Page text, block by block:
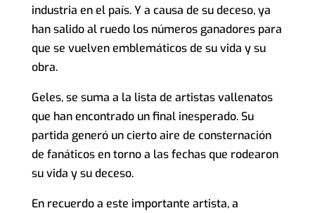
industria en el país. Y a causa de su deceso, ya
han salido al ruedo los números ganadores para
que se vuelven emblemáticos de su vida y su
obra.
Geles, se suma a la lista de artistas vallenatos
que han encontrado un final inesperado. Su
partida generó un cierto aire de consternación
de fanáticos en torno a las fechas que rodearon
su vida y su deceso.
En recuerdo a este importante artista, a